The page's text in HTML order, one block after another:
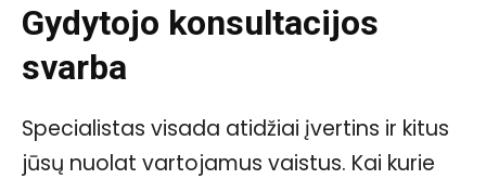
Gydytojo konsultacijos
svarba
Specialistas visada atidžiai įvertins ir kitus
jūsų nuolat vartojamus vaistus. Kai kurie